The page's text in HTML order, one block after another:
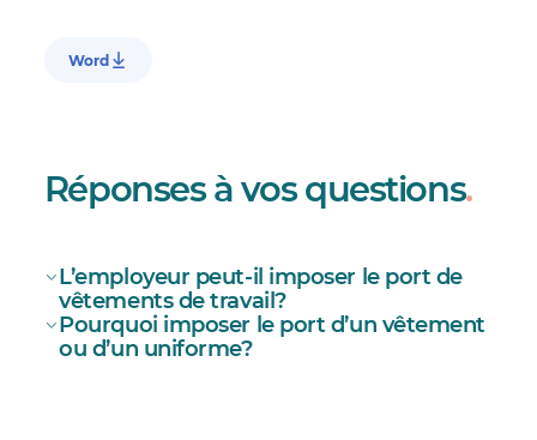
Word
Réponses à vos questions.
L’employeur peut-il imposer le port de
vêtements de travail?
Pourquoi imposer le port d’un vêtement
ou d’un uniforme?